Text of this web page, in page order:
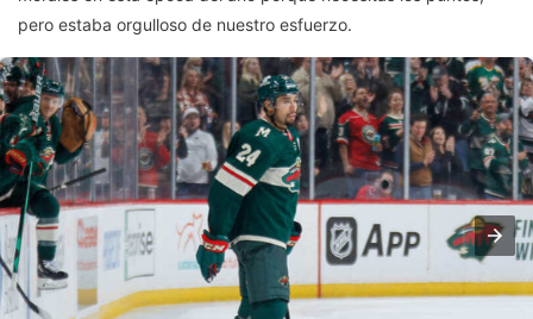
pero estaba orgulloso de nuestro esfuerzo.